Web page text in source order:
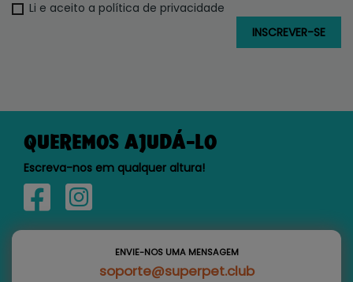
Li e aceito a política de privacidade
QUEREMOS AJUDÁ-LO
Escreva-nos em qualquer altura!
ENVIE-NOS UMA MENSAGEM
soporte@superpet.club